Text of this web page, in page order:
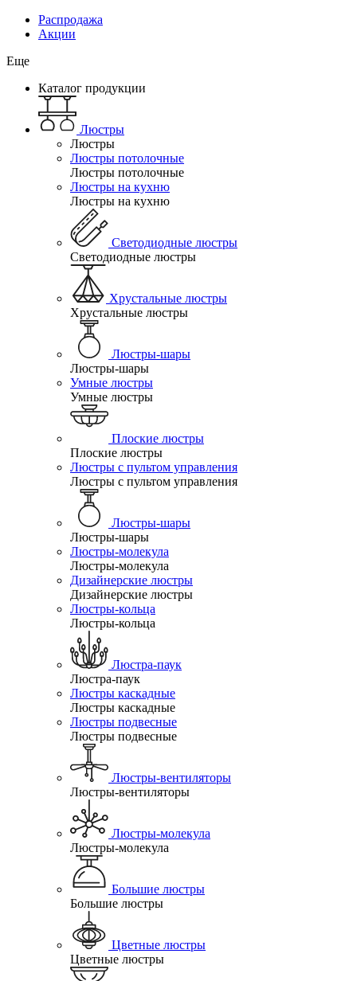
Распродажа
Акции
Еще
Каталог продукции
Люстры
Люстры
Люстры потолочные
Люстры потолочные
Люстры на кухню
Люстры на кухню
Светодиодные люстры
Светодиодные люстры
Хрустальные люстры
Хрустальные люстры
Люстры-шары
Люстры-шары
Умные люстры
Умные люстры
Плоские люстры
Плоские люстры
Люстры с пультом управления
Люстры с пультом управления
Люстры-шары
Люстры-шары
Люстры-молекула
Люстры-молекула
Дизайнерские люстры
Дизайнерские люстры
Люстры-кольца
Люстры-кольца
Люстра-паук
Люстра-паук
Люстры каскадные
Люстры каскадные
Люстры подвесные
Люстры подвесные
Люстры-вентиляторы
Люстры-вентиляторы
Люстры-молекула
Люстры-молекула
Большие люстры
Большие люстры
Цветные люстры
Цветные люстры